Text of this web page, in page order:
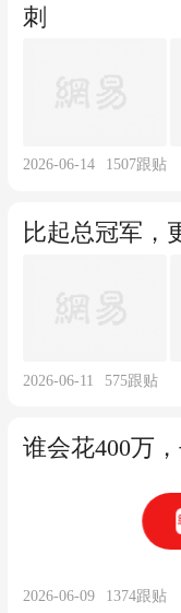
刺
2026-06-14 1507跟贴
比起总冠军，
2026-06-11 575跟贴
谁会花400万
2026-06-09 1374跟贴